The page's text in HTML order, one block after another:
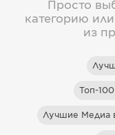
Просто
категорию
из
Топ-
Лучшие Медиа